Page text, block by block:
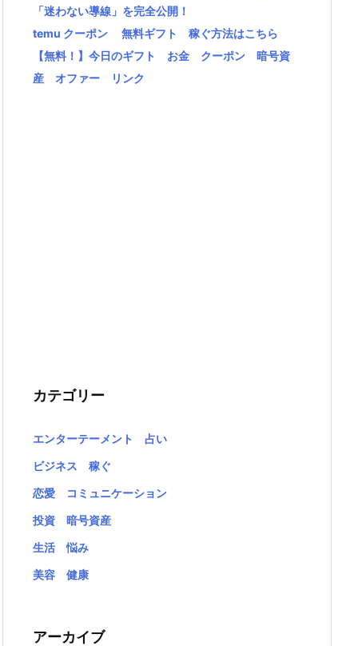
「迷わない導線」を完全公開！
temu クーポン 無料ギフト 稼ぐ方法はこちら
【無料！】今日のギフト お金 クーポン 暗号資
産 オファー リンク
カテゴリー
エンターテーメント 占い
ビジネス 稼ぐ
恋愛 コミュニケーション
投資 暗号資産
生活 悩み
美容 健康
アーカイブ